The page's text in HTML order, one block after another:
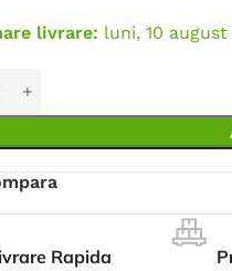
livrare: luni, 10
Rapida